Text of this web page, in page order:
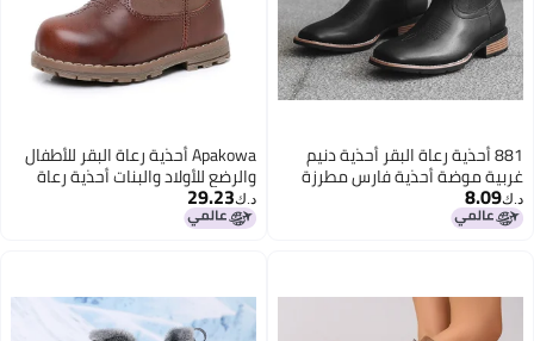
881 أحذية رعاة البقر أحذية دنيم
غربية موضة أحذية فارس مطرزة
مقاس كبير
د.ك‏8.09
Apakowa أحذية رعاة البقر للأطفال
والرضع للأولاد والبنات أحذية رعاة
البقر الغربية ذات الأصابع المستديرة
د.ك‏29.23